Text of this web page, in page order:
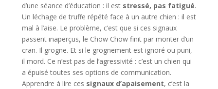
d’une séance d’éducation : il est stressé, pas fatigué.
Un léchage de truffe répété face à un autre chien : il est
mal à l’aise. Le problème, c’est que si ces signaux
passent inaperçus, le Chow Chow finit par monter d’un
cran. Il grogne. Et si le grognement est ignoré ou puni,
il mord. Ce n’est pas de l’agressivité : c’est un chien qui
a épuisé toutes ses options de communication.
Apprendre à lire ces signaux d’apaisement, c’est la